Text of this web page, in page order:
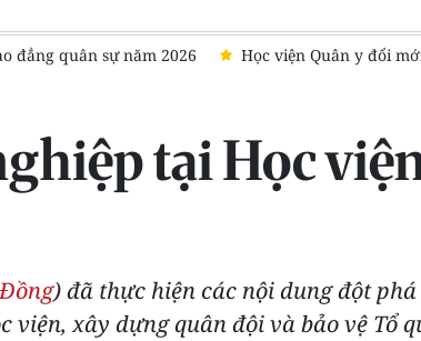
Học viện Quân y đổi mới đào tạo, chuẩn bị cho
tại Học
) đã thực hiện các nội dung đột
viện, xây dựng quân đội và bảo vệ